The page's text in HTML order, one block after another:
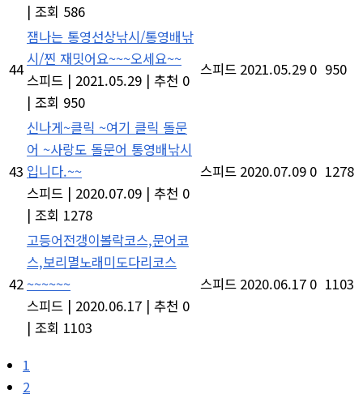
| 조회 586
44
잼나는 통영선상낚시/통영배낚
시/찐 재밋어요~~~오세요~~
스피드 | 2021.05.29 | 추천 0
| 조회 950
스피드 2021.05.29 0 950
43
신나게~클릭 ~여기 클릭 돌문
어 ~사랑도 돌문어 통영배낚시
입니다.~~
스피드 | 2020.07.09 | 추천 0
| 조회 1278
스피드 2020.07.09 0 1278
42
고등어전갱이볼락코스,문어코
스,보리멸노래미도다리코스
~~~~~~
스피드 | 2020.06.17 | 추천 0
| 조회 1103
스피드 2020.06.17 0 1103
1
2